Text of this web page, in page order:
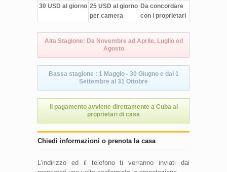
30 USD al giorno 25 USD al giorno
per camera
Da concordare
con i proprietari
Alta Stagione: Da Novembre ad Aprile, Luglio ed
Agosto
Bassa stagione : 1 Maggio - 30 Giugno e dal 1
Settembre al 31 Ottobre
Il pagamento avviene direttamente a Cuba ai
proprietari di casa
Chiedi informazioni o prenota la casa
L'indirizzo ed il telefono ti verranno inviati dai